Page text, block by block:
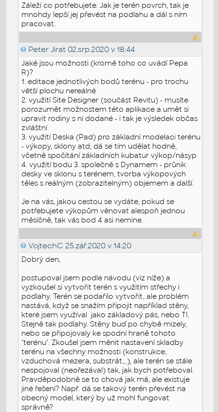
Záleží co potřebujete. Jak je terén povrch, tak je
mnohdy lepší jej převést na podlahu a dál s ním
pracovat.
Peter Jirat 02.srp.2020 v 18:44
Jaké jsou možnosti (kromě toho co uvádí Pepa
R)?
1. editace jednotlivých bodů terénu - pro trochu
větší plochu nereálné
2. využití Site Designer (součást Revitu) - musíte
porozumět možnostem této aplikace a umět si
upravit rodiny s ní dodané - i tak je výsledek občas
zvláštní
3. využití Deska (Pad) pro základní modelaci terénu
- výkopy, sklony atd; dá se tím udělat hodně,
včetně spočítání základních kubatur výkop/násyp
4. využití bodu 3. společně s Dynamem - průnik
desky ve sklonu s terénem, tvorba výkopových
těles s reálným (zobrazitelným) objemem a další.
Je na vás, jakou cestou se vydáte, pokud se
potřebujete výkopům věnovat alespoň jednou
měsíčně, tak vás bod 4 asi nemine.
VojtechC 25.zář.2020 v 14:20
Dobrý den,
postupoval jsem podle návodu (viz níže) a
vyzkoušel si vytvořit terén s využitím střechy i
podlahy. Terén se podařilo vytvořit, ale problém
nastává, když se snažím připojit například stěny,
které jsem využíval jako základový pás, nebo TI.
Stejně tak podlahy. Stěny buď po chybě mizely,
nebo se připojovaly ke spodní hraně tohoto
"terénu". Zkoušel jsem měnit nastavení skladby
terénu na všechny možnosti (konstrukce,
vzduchová mezera, substrát,..), ale terén se stále
nespojoval (neořezával) tak, jak bych potřeboval.
Pravděpodobně se to chová jak má, ale existuje
jiné řešení? Např. dá se takový terén převést na
obecný model, který by už mohl fungovat
správně?